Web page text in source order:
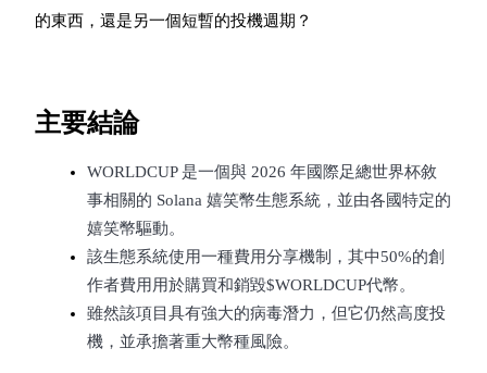
多種以USDC結算的永續合約
跟單
與頂尖交易專家同行
的東西，還是另一個短暫的投機週期？
主要結論
WORLDCUP 是一個與 2026 年國際足總世界杯敘
事相關的 Solana 嬉笑幣生態系統，並由各國特定的
嬉笑幣驅動。
該生態系統使用一種費用分享機制，其中50%的創
作者費用用於購買和銷毀$WORLDCUP代幣。
雖然該項目具有強大的病毒潛力，但它仍然高度投
機，並承擔著重大幣種風險。